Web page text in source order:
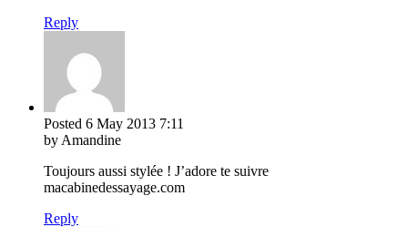
Reply
Posted 6 May 2013 7:11
by Amandine
Toujours aussi stylée ! J’adore te suivre
macabinedessayage.com
Reply